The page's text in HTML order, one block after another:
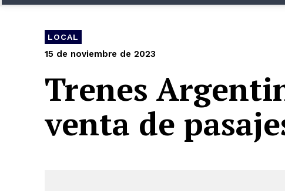
LOCAL
15 de noviembre de 2023
Trenes
venta de